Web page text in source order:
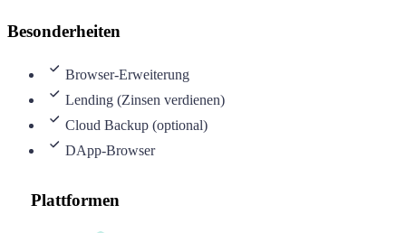
Besonderheiten
Browser-Erweiterung
Lending (Zinsen verdienen)
Cloud Backup (optional)
DApp-Browser
Plattformen